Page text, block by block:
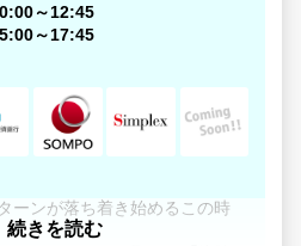
として、どれくらい大規模なビ
人と働きたい』と思えるエンジ
やフレックスなど、成果を出し
か？」といった直球の質問も大
係ありません）。
こそ聞き出せる「生の一次情
～12:45
～17:45
ーンが落ち着き始めるこの時
続きを読む